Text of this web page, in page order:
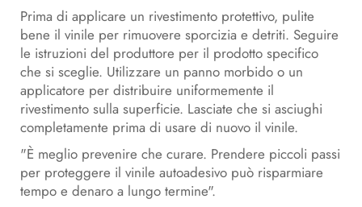
Prima di applicare un rivestimento protettivo, pulite
bene il vinile per rimuovere sporcizia e detriti. Seguire
le istruzioni del produttore per il prodotto specifico
che si sceglie. Utilizzare un panno morbido o un
applicatore per distribuire uniformemente il
rivestimento sulla superficie. Lasciate che si asciughi
completamente prima di usare di nuovo il vinile.
"È meglio prevenire che curare. Prendere piccoli passi
per proteggere il vinile autoadesivo può risparmiare
tempo e denaro a lungo termine".